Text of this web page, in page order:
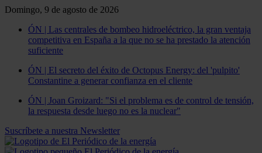
Domingo, 9 de agosto de 2026
ÓN | Las centrales de bombeo hidroeléctrico, la gran ventaja
competitiva en España a la que no se ha prestado la atención
suficiente
ÓN | El secreto del éxito de Octopus Energy: del 'pulpito'
Constantine a generar confianza en el cliente
ÓN | Joan Groizard: "Si el problema es de control de tensión,
la respuesta desde luego no es la nuclear"
Suscríbete a nuestra Newsletter